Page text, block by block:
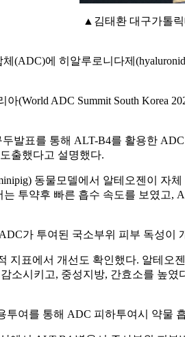
▲김태환 대구가톨릭
(ADC)에 히알루로니다제
(World ADC Summit South Korea
발표를 통해 ALT-B4를 활용한
출했다고 설명했다.
동물모델에서 알테오젠이 자
투약후 빠른 흡수 속도를 보였고,
가 투여된 국소부위 피부 독성이
표에서 개선도 확인했다. 알테오젠
소시키고, 중성지방, 간효소를 높
투여를 통해 ADC 피하투여시 약물